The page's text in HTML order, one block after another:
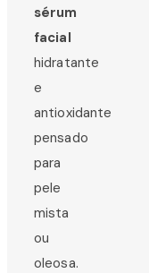
sérum
facial
hidratante
e
antioxidante
pensado
para
pele
mista
ou
oleosa.